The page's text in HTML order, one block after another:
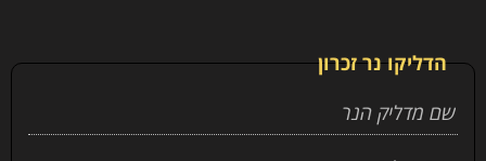
הדליקו נר זכרון